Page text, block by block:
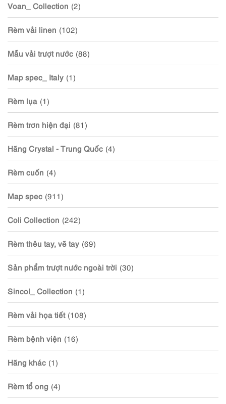
Voan_ Collection (2)
Rèm vải linen (102)
Mẫu vải trượt nước (88)
Map spec_ Italy (1)
Rèm lụa (1)
Rèm trơn hiện đại (81)
Hãng Crystal - Trung Quốc (4)
Rèm cuốn (4)
Map spec (911)
Coli Collection (242)
Rèm thêu tay, vẽ tay (69)
Sản phẩm trượt nước ngoài trời (30)
Sincol_ Collection (1)
Rèm vải họa tiết (108)
Rèm bệnh viện (16)
Hãng khác (1)
Rèm tổ ong (4)